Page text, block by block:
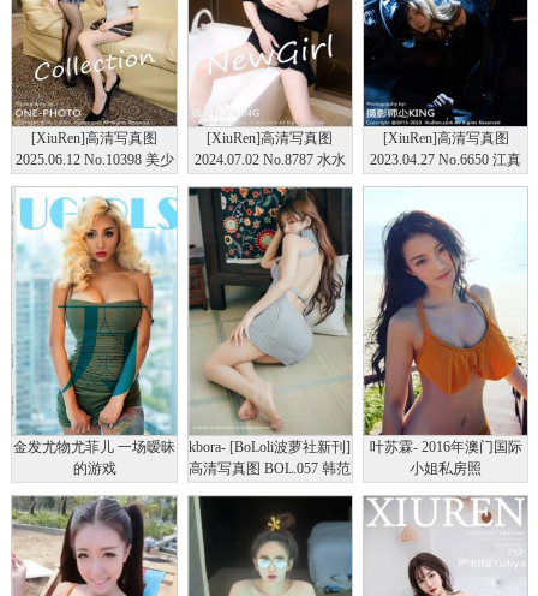
[XiuRen]高清写真图
2025.06.12 No.10398 美少
[XiuRen]高清写真图
2024.07.02 No.8787 水水
[XiuRen]高清写真图
2023.04.27 No.6650 江真
金发尤物尤菲儿 一场暧昧
的游戏
kbora- [BoLoli波萝社新刊]
高清写真图 BOL.057 韩范
叶苏霖- 2016年澳门国际
小姐私房照